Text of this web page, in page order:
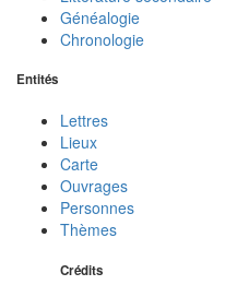
Généalogie
Chronologie
Entités
Lettres
Lieux
Carte
Ouvrages
Personnes
Thèmes
Crédits